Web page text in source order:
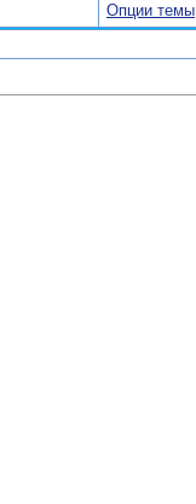
Опции темы